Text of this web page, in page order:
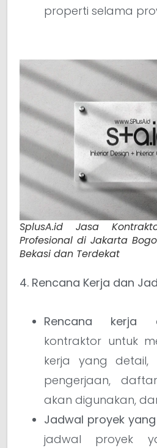
properti selama
SplusA.id Jasa
Profesional di Jakarta
Bekasi dan Terdekat
4. Rencana Kerja dan
Rencana kerja
kontraktor untuk
kerja yang detail,
pengerjaan,
akan digunakan,
Jadwal proyek
jadwal proyek